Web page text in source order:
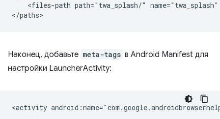
<files-path path="twa_splash/" name="twa_splash"
Наконец, добавьте meta-tags в Android Manifest для
настройки LauncherActivity:
<activity